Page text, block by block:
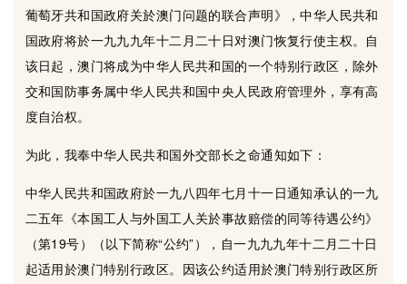
葡萄牙共和国政府关於澳门问题的联合声明》，中华人民共和
国政府将於一九九九年十二月二十日对澳门恢复行使主权。自
该日起，澳门将成为中华人民共和国的一个特别行政区，除外
交和国防事务属中华人民共和国中央人民政府管理外，享有高
度自治权。
为此，我奉中华人民共和国外交部长之命通知如下：
中华人民共和国政府於一九八四年七月十一日通知承认的一九
二五年《本国工人与外国工人关於事故赔偿的同等待遇公约》
（第19号）（以下简称“公约”），自一九九九年十二月二十日
起适用於澳门特别行政区。因该公约适用於澳门特别行政区所